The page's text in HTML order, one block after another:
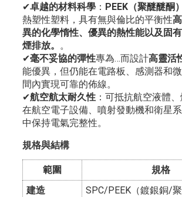
✔卓越的材料科學： PEEK（聚醚醚酮）
熱塑性塑料，具有無與倫比的平衡性
異的化學惰性、優異的熱性能以及固
煙排放。 。
✔毫不妥協的彈性專為…而設計高靈活
能優異，但仍能在電路板、感測器和
間內實現可靠的佈線。
✔航空航太耐久性：可抵抗航空液體、
在航空電子設備、噴射發動機和衛星
中保持電氣完整性。
規格與結構
範圍
規格
建造
SPC/PEEK（鍍銀銅/聚